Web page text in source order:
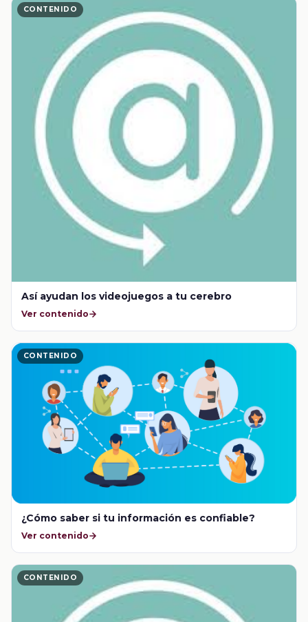
CONTENIDO
Así ayudan los videojuegos a tu cerebro
Ver contenido
CONTENIDO
¿Cómo saber si tu información es confiable?
Ver contenido
CONTENIDO